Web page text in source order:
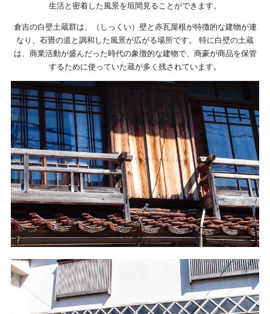
生活と密着した風景を垣間見ることができます。
倉吉の白壁土蔵群は、（しっくい）壁と赤瓦屋根が特徴的な建物が連
なり、石畳の道と調和した風景が広がる場所です。 特に白壁の土蔵
は、商業活動が盛んだった時代の象徴的な建物で、商豪が商品を保管
するために使っていた蔵が多く残されています。